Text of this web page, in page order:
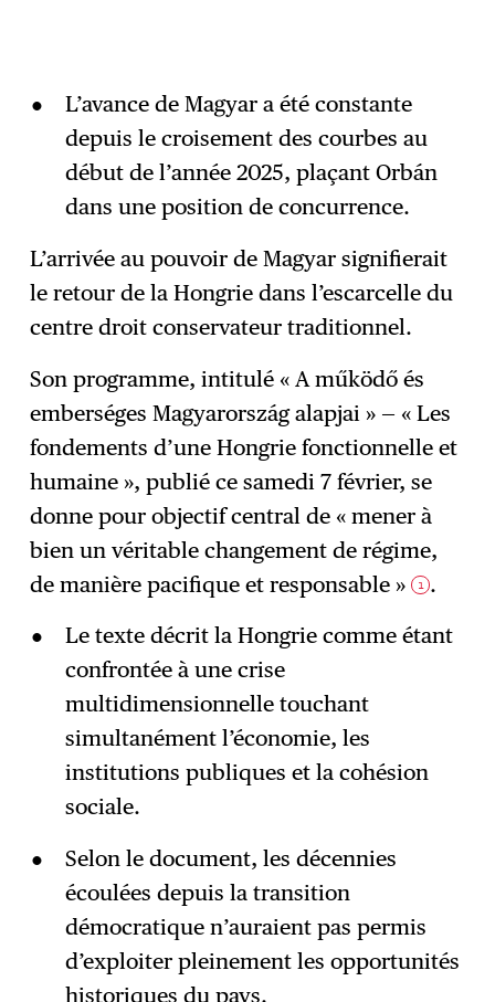
L’avance de Magyar a été constante
depuis le croisement des courbes au
début de l’année 2025, plaçant Orbán
dans une position de concurrence.
L’arrivée au pouvoir de Magyar signifierait
le retour de la Hongrie dans l’escarcelle du
centre droit conservateur traditionnel.
Son programme, intitulé « A működő és
emberséges Magyarország alapjai » — « Les
fondements d’une Hongrie fonctionnelle et
humaine », publié ce samedi 7 février, se
donne pour objectif central de « mener à
bien un véritable changement de régime,
de manière pacifique et responsable » 1 .
Le texte décrit la Hongrie comme étant
confrontée à une crise
multidimensionnelle touchant
simultanément l’économie, les
institutions publiques et la cohésion
sociale.
Selon le document, les décennies
écoulées depuis la transition
démocratique n’auraient pas permis
d’exploiter pleinement les opportunités
historiques du pays.